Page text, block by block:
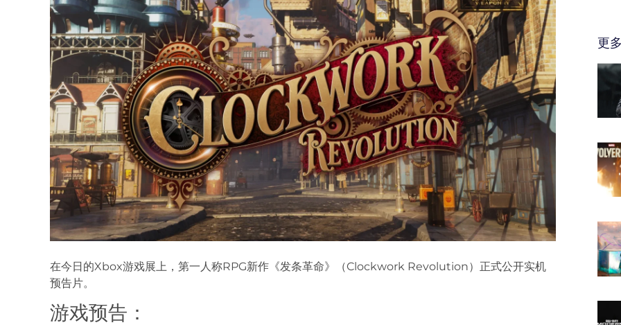
在今日的Xbox游戏展上，第一人称RPG新作《发条革命》（Clockwork Revolution）正式公开实机
预告片。
游戏预告：
更